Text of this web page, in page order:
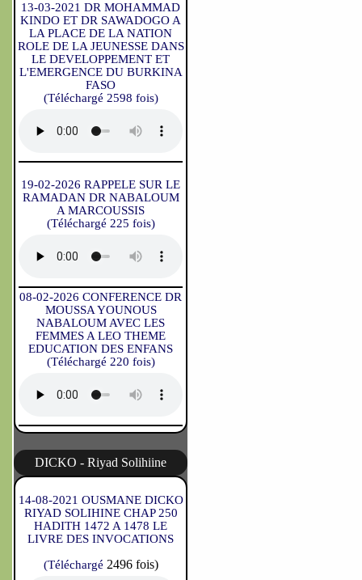
13-03-2021 DR MOHAMMAD
KINDO ET DR SAWADOGO A
LA PLACE DE LA NATION
ROLE DE LA JEUNESSE DANS
LE DEVELOPPEMENT ET
L'EMERGENCE DU BURKINA
FASO
(Téléchargé 2598 fois)
19-02-2026 RAPPELE SUR LE
RAMADAN DR NABALOUM
A MARCOUSSIS
(Téléchargé 225 fois)
08-02-2026 CONFERENCE DR
MOUSSA YOUNOUS
NABALOUM AVEC LES
FEMMES A LEO THEME
EDUCATION DES ENFANS
(Téléchargé 220 fois)
DICKO - Riyad Solihiine
14-08-2021 OUSMANE DICKO
RIYAD SOLIHINE CHAP 250
HADITH 1472 A 1478 LE
LIVRE DES INVOCATIONS
(Téléchargé 2496 fois)